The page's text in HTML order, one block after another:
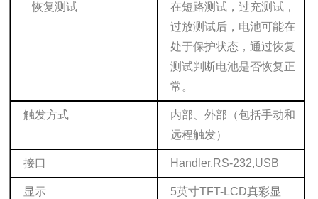
恢复测试
在短路测试，过充测试，
过放测试后，电池可能在
处于保护状态，通过恢复
测试判断电池是否恢复正
常。
触发方式
内部、外部（包括手动和
远程触发）
接口 Handler,RS-232,USB
显示
5英寸TFT-LCD真彩显